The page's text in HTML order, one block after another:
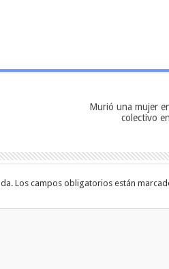
Murió una mujer
colectivo
Los campos obligatorios están